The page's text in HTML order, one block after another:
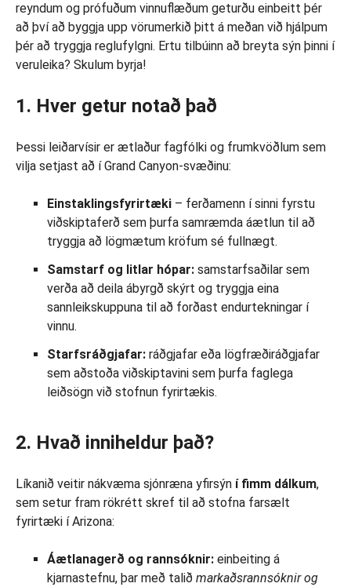
reyndum og prófuðum vinnuflæðum geturðu einbeitt þér
að því að byggja upp vörumerkið þitt á meðan við hjálpum
þér að tryggja reglufylgni. Ertu tilbúinn að breyta sýn þinni í
veruleika? Skulum byrja!
1. Hver getur notað það
Þessi leiðarvísir er ætlaður fagfólki og frumkvöðlum sem
vilja setjast að í Grand Canyon-svæðinu:
Einstaklingsfyrirtæki – ferðamenn í sinni fyrstu
viðskiptaferð sem þurfa samræmda áætlun til að
tryggja að lögmætum kröfum sé fullnægt.
Samstarf og litlar hópar: samstarfsaðilar sem
verða að deila ábyrgð skýrt og tryggja eina
sannleikskuppuna til að forðast endurtekningar í
vinnu.
Starfsráðgjafar: ráðgjafar eða lögfræðiráðgjafar
sem aðstoða viðskiptavini sem þurfa faglega
leiðsögn við stofnun fyrirtækis.
2. Hvað inniheldur það?
Líkanið veitir nákvæma sjónræna yfirsýn í fimm dálkum,
sem setur fram rökrétt skref til að stofna farsælt
fyrirtæki í Arizona:
Áætlanagerð og rannsóknir: einbeiting á
kjarnastefnu, þar með talið markaðsrannsóknir og